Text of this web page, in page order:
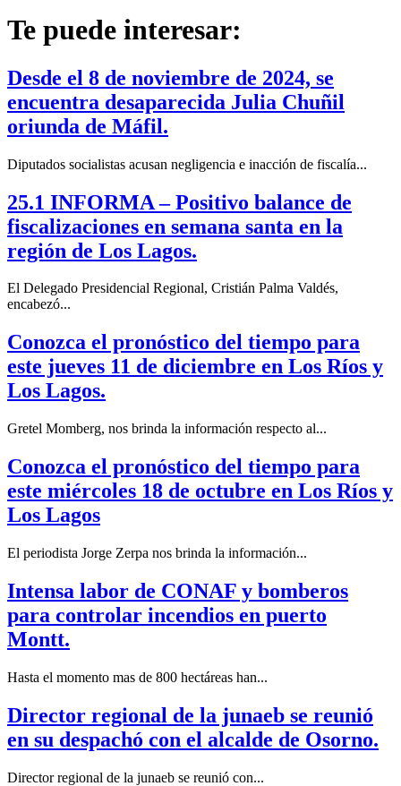
Te puede interesar:
Desde el 8 de noviembre de 2024, se
encuentra desaparecida Julia Chuñil
oriunda de Máfil.
Diputados socialistas acusan negligencia e inacción de fiscalía...
25.1 INFORMA – Positivo balance de
fiscalizaciones en semana santa en la
región de Los Lagos.
El Delegado Presidencial Regional, Cristián Palma Valdés,
encabezó...
Conozca el pronóstico del tiempo para
este jueves 11 de diciembre en Los Ríos y
Los Lagos.
Gretel Momberg, nos brinda la información respecto al...
Conozca el pronóstico del tiempo para
este miércoles 18 de octubre en Los Ríos y
Los Lagos
El periodista Jorge Zerpa nos brinda la información...
Intensa labor de CONAF y bomberos
para controlar incendios en puerto
Montt.
Hasta el momento mas de 800 hectáreas han...
Director regional de la junaeb se reunió
en su despachó con el alcalde de Osorno.
Director regional de la junaeb se reunió con...